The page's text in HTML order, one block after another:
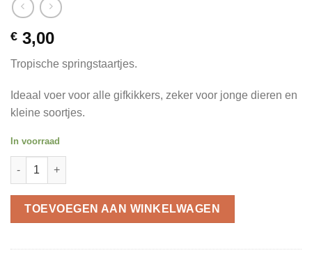
€ 3,00
Tropische springstaartjes.
Ideaal voer voor alle gifkikkers, zeker voor jonge dieren en
kleine soortjes.
In voorraad
Tropische springstaartjes quantity
TOEVOEGEN AAN WINKELWAGEN